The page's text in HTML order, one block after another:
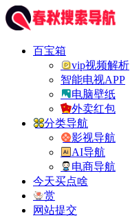
百宝箱
vip视频解析
智能电视APP
电脑壁纸
外卖红包
分类导航
影视导航
AI导航
电商导航
今天买点啥
赏
网站提交